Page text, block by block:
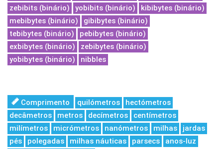
zebibits (binário)
yobibits (binário)
kibibytes (binário)
mebibytes (binário)
gibibytes (binário)
tebibytes (binário)
pebibytes (binário)
exbibytes (binário)
zebibytes (binário)
yobibytes (binário)
nibbles
Comprimento quilómetros
hectómetros
decâmetros
metros decímetros
centímetros
milímetros
micrómetros nanómetros milhas
jardas
pés
polegadas milhas náuticas parsecs
anos-luz